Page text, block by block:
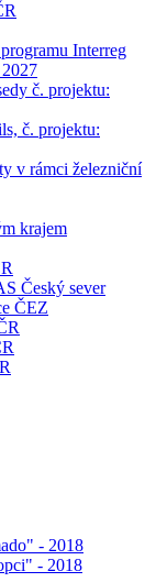
Interreg
č. projektu:
č. projektu:
v rámci železniční
krajem
Český sever
ČEZ
- 2018
- 2018